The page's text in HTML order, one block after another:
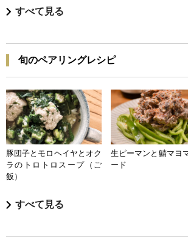
すべて見る
旬のペアリングレシピ
豚団子とモロヘイヤとオク
ラのトロトロスープ（ご
飯）
生ピーマンと鯖マヨ
ード
すべて見る